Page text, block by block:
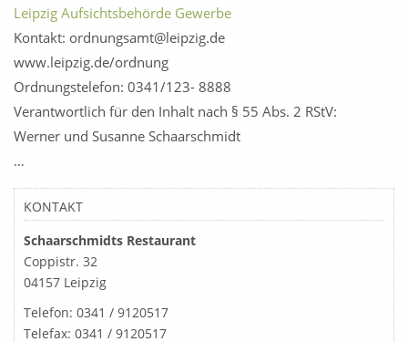
Leipzig Aufsichtsbehörde Gewerbe
Kontakt: ordnungsamt@leipzig.de
www.leipzig.de/ordnung
Ordnungstelefon: 0341/123- 8888
Verantwortlich für den Inhalt nach § 55 Abs. 2 RStV:
Werner und Susanne Schaarschmidt
…
KONTAKT
Schaarschmidts Restaurant
Coppistr. 32
04157 Leipzig
Telefon: 0341 / 9120517
Telefax: 0341 / 9120517